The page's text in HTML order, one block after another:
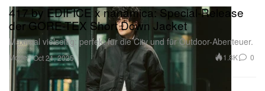
Mode
417 by EDIFICE x nanamica: Special-Release
der GORE-TEX Short Down Jacket
Maximal vielseitig: perfekt für die City und für Outdoor-Abenteuer.
Oct 21, 2025 1.8K 0